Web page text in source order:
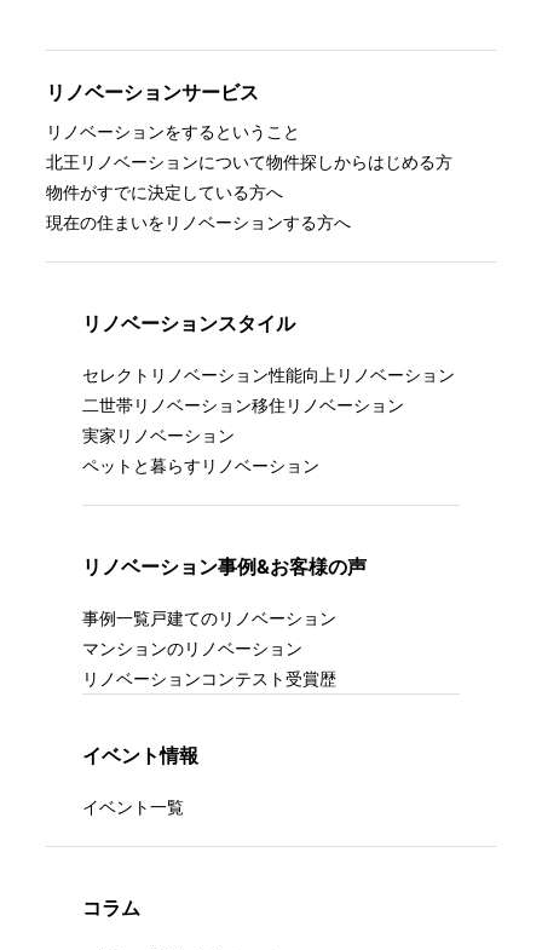
リノベーションサービス
リノベーションをするということ
北王リノベーションについて物件探しからはじめる方
物件がすでに決定している方へ
現在の住まいをリノベーションする方へ
リノベーションスタイル
セレクトリノベーション性能向上リノベーション
二世帯リノベーション移住リノベーション
実家リノベーション
ペットと暮らすリノベーション
リノベーション事例&お客様の声
事例一覧戸建てのリノベーション
マンションのリノベーション
リノベーションコンテスト受賞歴
イベント情報
イベント一覧
コラム